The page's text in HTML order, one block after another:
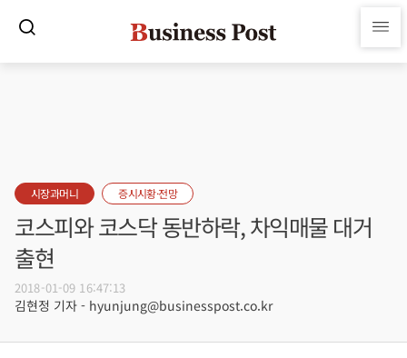
시장과머니 증시시황·전망
코스피와 코스닥 동반하락, 차익매물 대거
출현
2018-01-09 16:47:13
김현정 기자 - hyunjung@businesspost.co.kr